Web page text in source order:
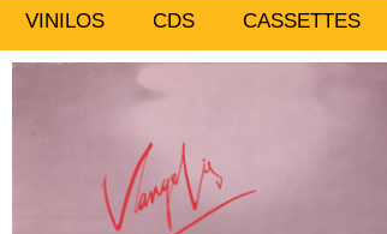
VINILOS CDS CASSETTES